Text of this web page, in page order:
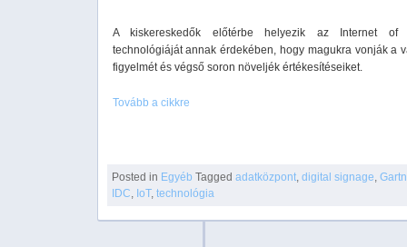
A kiskereskedők előtérbe helyezik az Internet of
technológiáját annak érdekében, hogy magukra vonják a
figyelmét és végső soron növeljék értékesítéseiket.
Tovább a cikkre
Posted in Egyéb Tagged adatközpont,digital signage,
IDC, IoT,technológia